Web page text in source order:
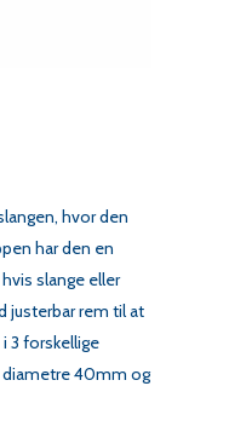
hvor den
har den en
slange eller
justerbar rem til at
3 forskellige
diametre 40mm og